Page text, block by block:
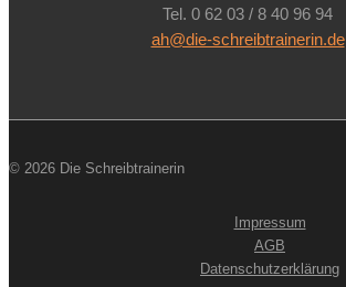
Tel. 0 62 03 / 8 40 96 94
ah@die-schreibtrainerin.de
© 2026 Die Schreibtrainerin
Impressum
AGB
Datenschutzerklärung